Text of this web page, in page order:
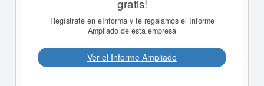
Regístrate en eInforma y te regalamos el Informe
Ampliado de esta empresa
Ver el Informe Ampliado